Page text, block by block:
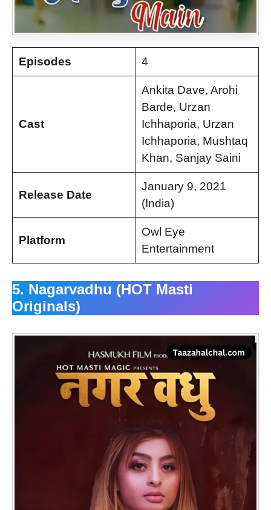
Episodes 4
Cast
Ankita Dave, Arohi
Barde, Urzan
Ichhaporia, Urzan
Ichhaporia, Mushtaq
Khan, Sanjay Saini
Release Date
January 9, 2021
(India)
Platform
Owl Eye
Entertainment
5. Nagarvadhu (HOT Masti
Originals)